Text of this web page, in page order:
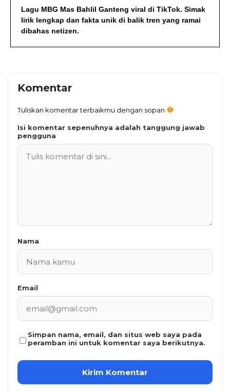
Lagu MBG Mas Bahlil Ganteng viral di TikTok. Simak
lirik lengkap dan fakta unik di balik tren yang ramai
dibahas netizen.
Komentar
Tuliskan komentar terbaikmu dengan sopan
Isi komentar sepenuhnya adalah tanggung jawab
pengguna
Nama
Email
Simpan nama, email, dan situs web saya pada
peramban ini untuk komentar saya berikutnya.